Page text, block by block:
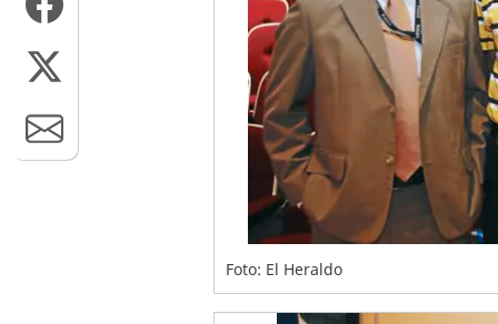
Foto: El Heraldo